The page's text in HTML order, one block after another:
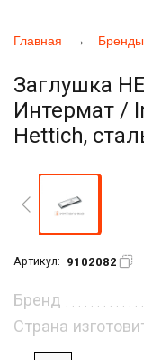
Главная Бренды
Заглушка
Интермат /
Hettich,
Артикул: 9102082
Бренд
Страна